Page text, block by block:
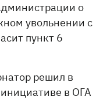
о
увольнении с
пункт 6
решил в
в ОГА